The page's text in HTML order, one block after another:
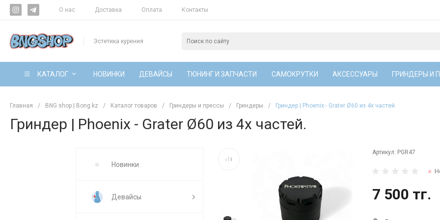
О нас Доставка Оплата Контакты
Эстетика курения
КАТАЛОГ НОВИНКИ ДЕВАЙСЫ ТЮНИНГ И ЗАПЧАСТИ САМОКРУТКИ АКСЕССУАРЫ ГРИНДЕРЫ И
Главная / BNG shop | Bong.kz / Каталог товаров / Гриндеры и прессы / Гриндеры / Гриндер | Phoenix - Grater Ø60 из 4х частей.
Гриндер | Phoenix - Grater Ø60 из 4х частей.
Новинки
Девайсы
Артикул: PGR47
7 500 тг.